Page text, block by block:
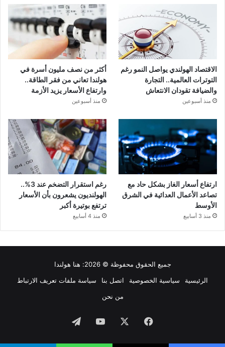
الاقتصاد الهولندي يواصل النمو رغم
التوترات العالمية.. التجارة
والضيافة تقودان الانتعاش
منذ أسبوعين
أكثر من نصف مليون أسرة في
هولندا تعاني من فقر الطاقة..
وارتفاع الأسعار يزيد الأزمة
منذ أسبوعين
ارتفاع أسعار الغاز بشكل حاد مع
تصاعد الأعمال العدائية في الشرق
الأوسط
منذ 3 أسابيع
رغم استقرار التضخم عند 3%..
الهولنديون يشعرون بأن الأسعار
ترتفع بوتيرة أكبر
منذ 4 أسابيع
جميع الحقوق محفوظة © 2026:
هنا هولندا
الرئيسية
سياسية الخصوصية اتصل بنا
سياسة ملفات تعريف الارتباط
من نحن
فيسبوك ‫YouTubeتيلقرام